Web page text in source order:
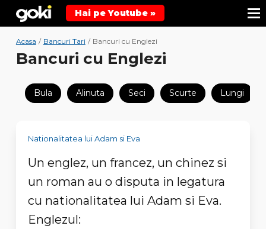
Hai pe Youtube »
Acasa / Bancuri Tari / Bancuri cu Englezi
Bancuri cu Englezi
Bula Alinuta Seci Scurte Lungi
Nationalitatea lui Adam si Eva
Un englez, un francez, un chinez si
un roman au o disputa in legatura
cu nationalitatea lui Adam si Eva.
Englezul: